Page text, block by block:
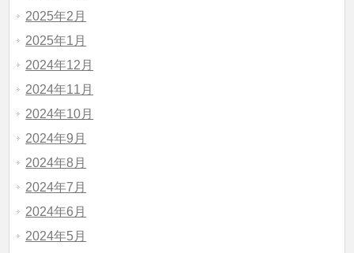
2025年2月
2025年1月
2024年12月
2024年11月
2024年10月
2024年9月
2024年8月
2024年7月
2024年6月
2024年5月